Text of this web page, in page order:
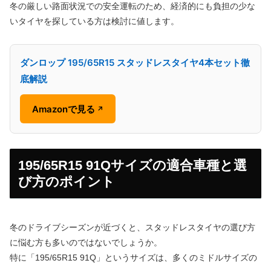
冬の厳しい路面状況での安全運転のため、経済的にも負担の少な
いタイヤを探している方は検討に値します。
ダンロップ 195/65R15 スタッドレスタイヤ4本セット徹
底解説
Amazonで見る ↗
195/65R15 91Qサイズの適合車種と選
び方のポイント
冬のドライブシーズンが近づくと、スタッドレスタイヤの選び方
に悩む方も多いのではないでしょうか。
特に「195/65R15 91Q」というサイズは、多くのミドルサイズの